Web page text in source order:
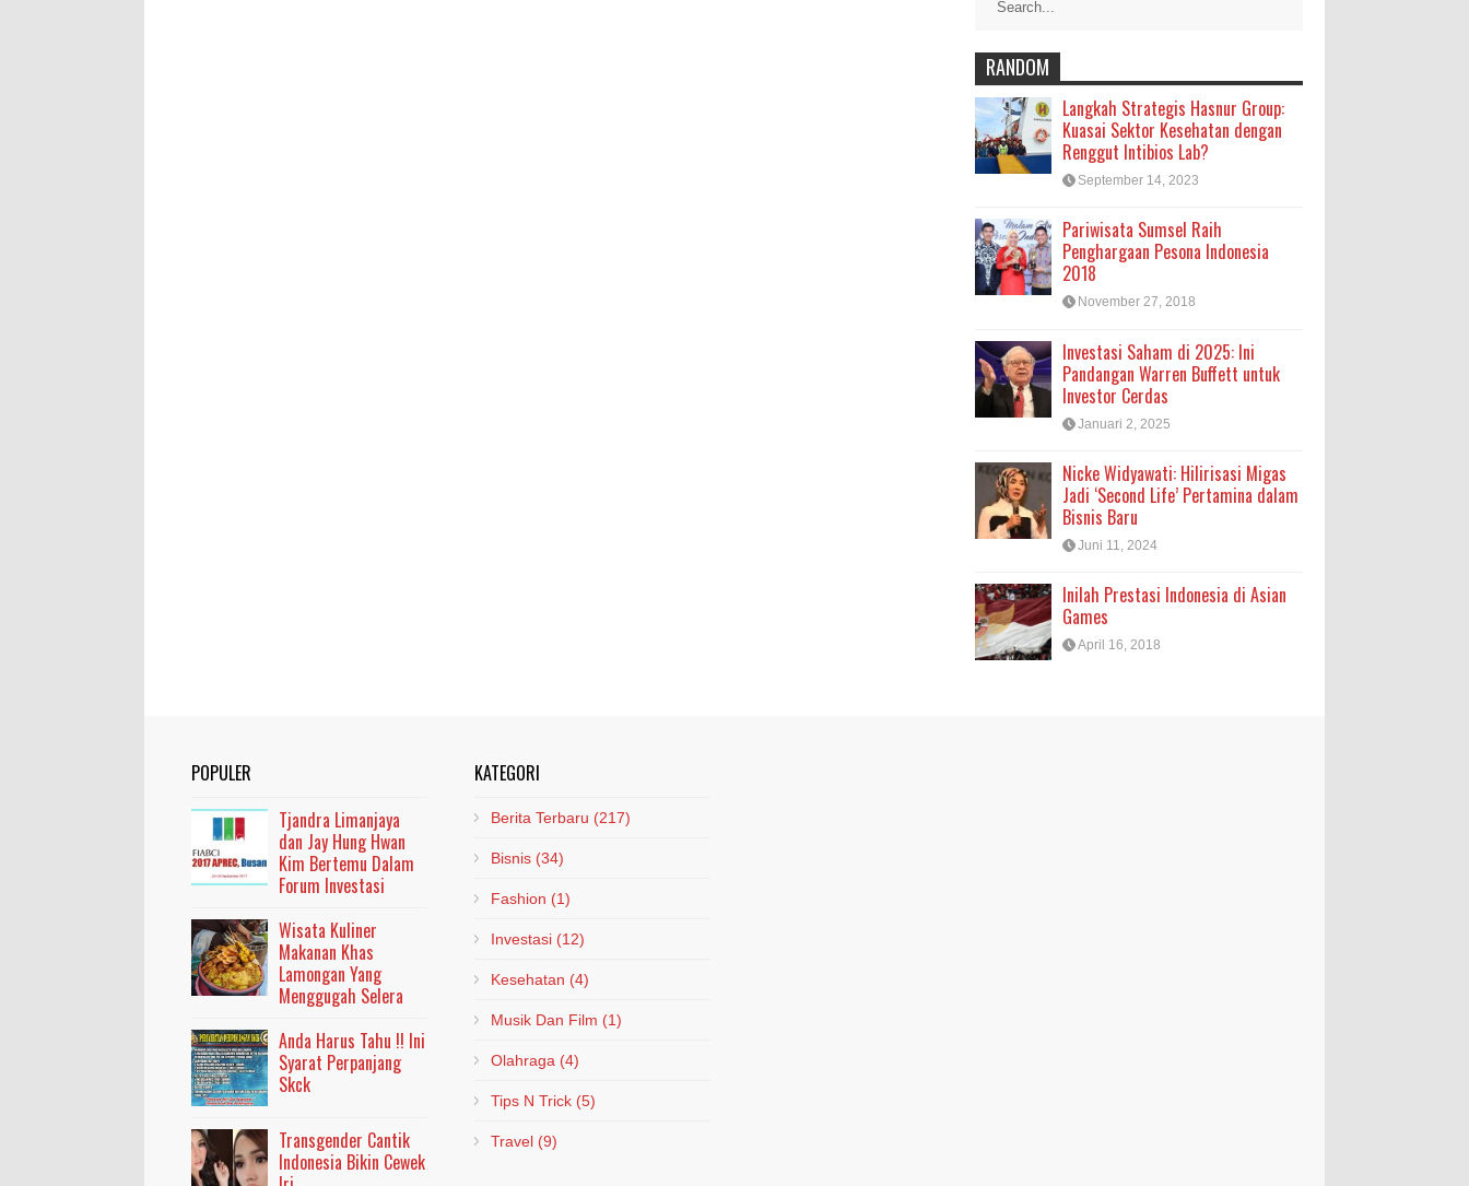
RANDOM
Langkah Strategis Hasnur Group:
Kuasai Sektor Kesehatan dengan
Renggut Intibios Lab?
September 14, 2023
Pariwisata Sumsel Raih
Penghargaan Pesona Indonesia
2018
November 27, 2018
Investasi Saham di 2025: Ini
Pandangan Warren Buffett untuk
Investor Cerdas
Januari 2, 2025
Nicke Widyawati: Hilirisasi Migas
Jadi ‘Second Life’ Pertamina dalam
Bisnis Baru
Juni 11, 2024
Inilah Prestasi Indonesia di Asian
Games
April 16, 2018
POPULER
Tjandra Limanjaya
dan Jay Hung Hwan
Kim Bertemu Dalam
Forum Investasi
Wisata Kuliner
Makanan Khas
Lamongan Yang
Menggugah Selera
Anda Harus Tahu !! Ini
Syarat Perpanjang
Skck
Transgender Cantik
Indonesia Bikin Cewek
KATEGORI
Berita Terbaru (217)
Bisnis (34)
Fashion (1)
Investasi (12)
Kesehatan (4)
Musik Dan Film (1)
Olahraga (4)
Tips N Trick (5)
Travel (9)